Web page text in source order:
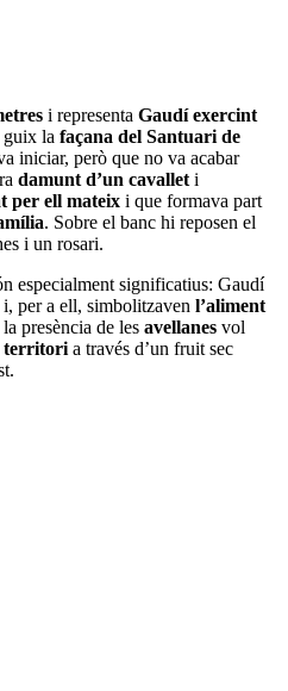
i representa Gaudí exercint
guix la façana del Santuari de
iniciar, però que no va acabar
damunt d’un cavallet i
per ell mateix i que formava part
. Sobre el banc hi reposen el
i un rosari.
especialment significatius: Gaudí
per a ell, simbolitzaven l’aliment
presència de les avellanes vol
territori a través d’un fruit sec